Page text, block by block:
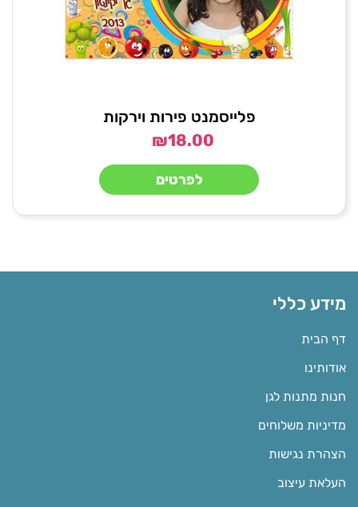
פלייסמנט פירות וירקות
₪18.00
לפרטים
מידע כללי
דף הבית
אודותינו
חנות מתנות לגן
מדיניות משלוחים
הצהרת נגישות
העלאת עיצוב